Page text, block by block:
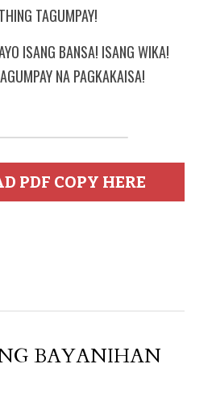
TAGUMPAY!
ISANG BANSA! ISANG WIKA!
NA PAGKAKAISA!
PDF COPY HERE
BAYANIHAN